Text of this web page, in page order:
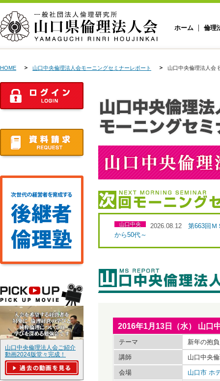
ホーム 倫理
HOME 山口中央倫理法人会モーニングセミナーレポート 山口中央倫理法人会
山口中央 2026.08.12
第663回
から50代～
2016年1月13日（水） 山口
テーマ 新年の抱負
講師 山口中央
会場 山口市 ホ
山口中央倫理法人会ご紹介
動画2024版堂々完成！